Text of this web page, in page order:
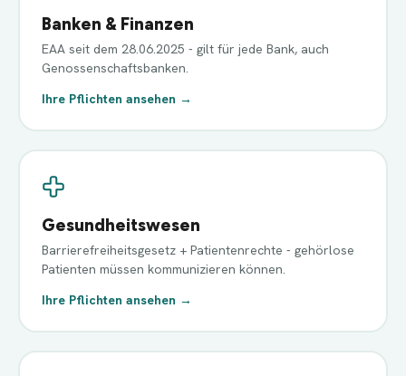
Banken & Finanzen
EAA seit dem 28.06.2025 - gilt für jede Bank, auch
Genossenschaftsbanken.
Ihre Pflichten ansehen →
Gesundheitswesen
Barrierefreiheitsgesetz + Patientenrechte - gehörlose
Patienten müssen kommunizieren können.
Ihre Pflichten ansehen →